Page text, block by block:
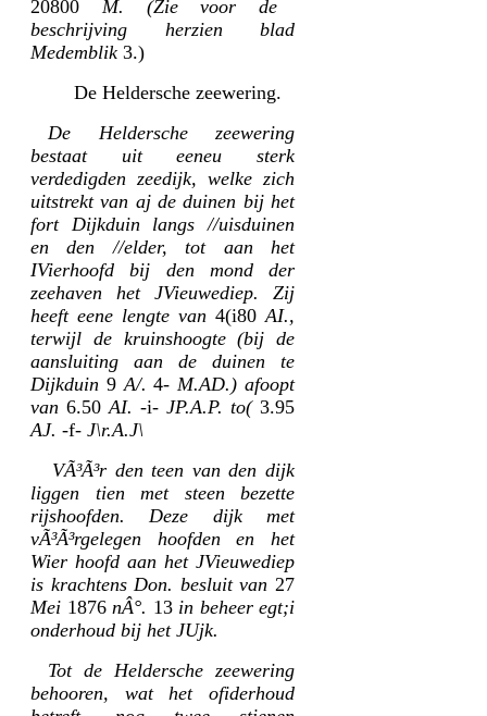
20800 M. (Zie voor de
beschrijving herzien blad
Medemblik 3.)
De Heldersche zeewering.
De Heldersche zeewering
bestaat uit eeneu sterk
verdedigden zeedijk, welke zich
uitstrekt van aj de duinen bij het
fort Dijkduin langs //uisduinen
en den //elder, tot aan het
IVierhoofd bij den mond der
zeehaven het JVieuwediep. Zij
heeft eene lengte van 4(i80 AI.,
terwijl de kruinshoogte (bij de
aansluiting aan de duinen te
Dijkduin 9 A/. 4- M.AD.) afoopt
van 6.50 AI. -i- JP.A.P. to(3.95
AJ. -f- J\r.A.J\
VÃ³Ã³r den teen van den dijk
liggen tien met steen bezette
rijshoofden. Deze dijk met
vÃ³Ã³rgelegen hoofden en het
Wier hoofd aan het JVieuwediep
is krachtens Don. besluit van 27
Mei 1876 nÂ°. 13 in beheer egt;i
onderhoud bij het JUjk.
Tot de Heldersche zeewering
behooren, wat het ofiderhoud